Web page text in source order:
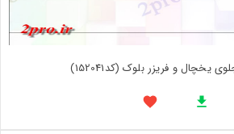
و فریزر بلوک (کد152041)